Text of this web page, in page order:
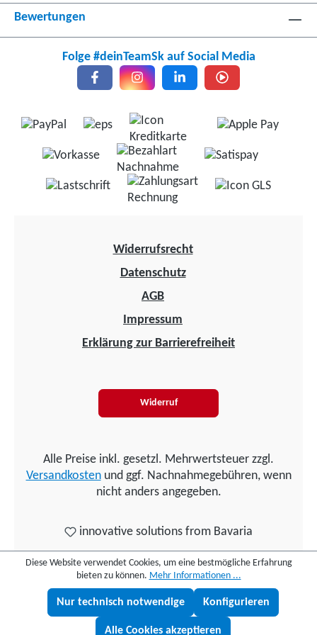
Bewertungen
Folge #deinTeamSk auf Social Media
Widerrufsrecht
Datenschutz
AGB
Impressum
Erklärung zur Barrierefreiheit
Widerruf
Alle Preise inkl. gesetzl. Mehrwertsteuer zzgl.
Versandkostenund ggf. Nachnahmegebühren, wenn
nicht anders angegeben.
innovative solutions from Bavaria
Diese Website verwendet Cookies, um eine bestmögliche Erfahrung
bieten zu können. Mehr Informationen ...
Nur technisch notwendige Konfigurieren
Alle Cookies akzeptieren
Lukas fragen